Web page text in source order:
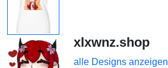
xlxwnz.shop
alle Designs anzeigen